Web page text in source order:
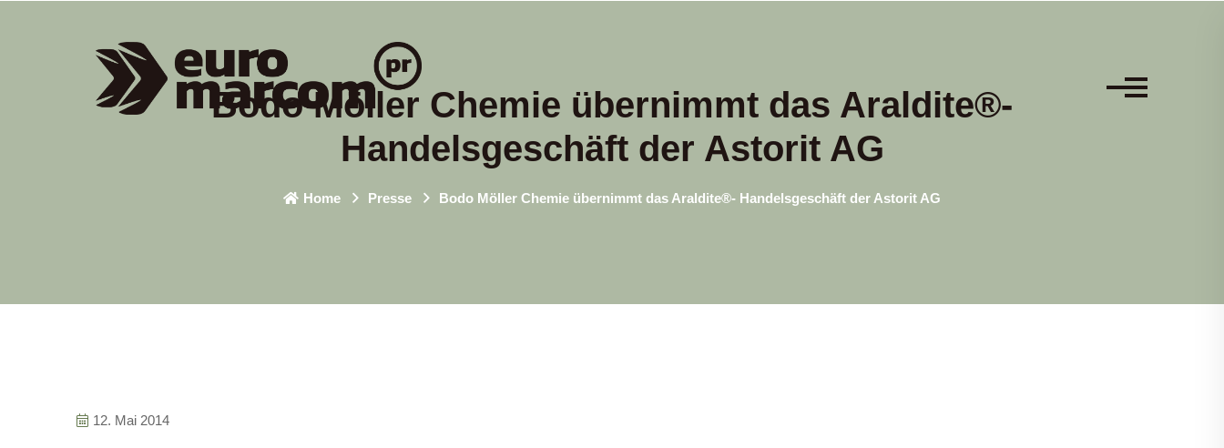
Bodo Möller Chemie übernimmt das Araldite®-
Handelsgeschäft der Astorit AG
Home Presse Bodo Möller Chemie übernimmt das Araldite®- Handelsgeschäft der Astorit AG
12. Mai 2014